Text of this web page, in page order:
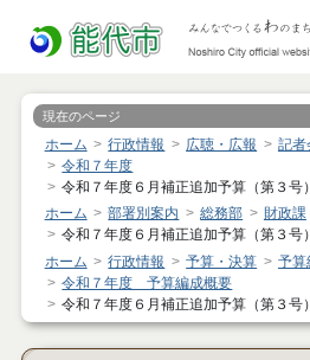
現在のページ
ホーム 行政情報 広聴・広報 記者
令和７年度
令和７年度６月補正追加予算（第３号
ホーム
部署別案内 総務部 財政課
令和７年度６月補正追加予算（第３号
ホーム
行政情報 予算・決算
予算
令和７年度 予算編成概要
令和７年度６月補正追加予算（第３号